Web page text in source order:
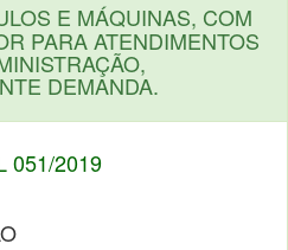
E MÁQUINAS, COM
PARA ATENDIMENTOS
DEMANDA.
051/2019